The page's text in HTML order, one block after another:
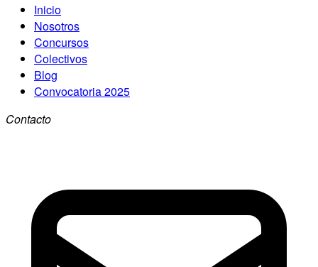
Inicio
Nosotros
Concursos
Colectivos
Blog
Convocatoria 2025
Contacto